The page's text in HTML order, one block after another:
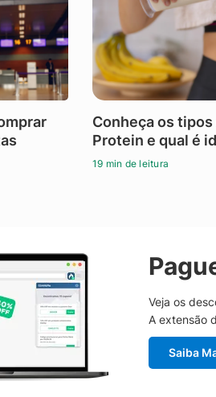
Conheça os
Protein e qual é
19 min de leitura
Veja os
A extensão
Saiba